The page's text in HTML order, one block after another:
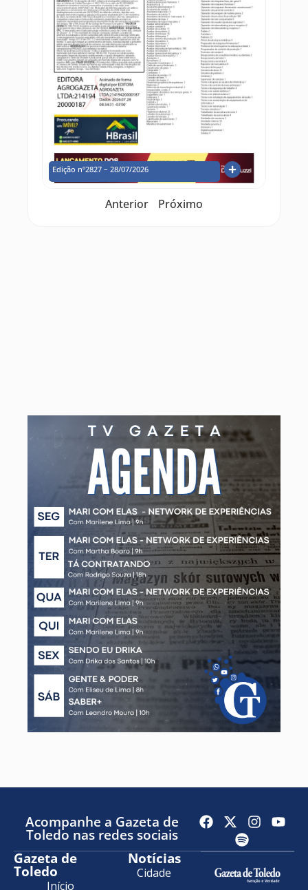
Edição nº2827 – 28/07/2026
Anterior Próximo
Acompanhe a Gazeta de
Toledo nas redes sociais
Gazeta de
Toledo
Início
Notícias
Cidade